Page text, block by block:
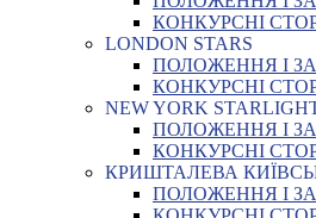
КОНКУРСНІ
LONDON STARS
ПОЛОЖЕННЯ І
КОНКУРСНІ
NEW YORK
ПОЛОЖЕННЯ І
КОНКУРСНІ
КРИШТАЛЕВА
ПОЛОЖЕННЯ І